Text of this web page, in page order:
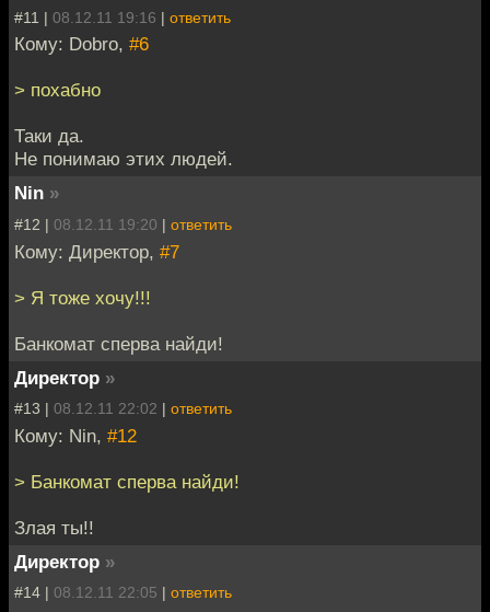
#11 | 08.12.11 19:16 | ответить
Кому: Dobro, #6
> похабно
Таки да.
Не понимаю этих людей.
Nin »
#12 | 08.12.11 19:20 | ответить
Кому: Директор, #7
> Я тоже хочу!!!
Банкомат сперва найди!
Директор »
#13 | 08.12.11 22:02 | ответить
Кому: Nin, #12
> Банкомат сперва найди!
Злая ты!!
Директор »
#14 | 08.12.11 22:05 | ответить